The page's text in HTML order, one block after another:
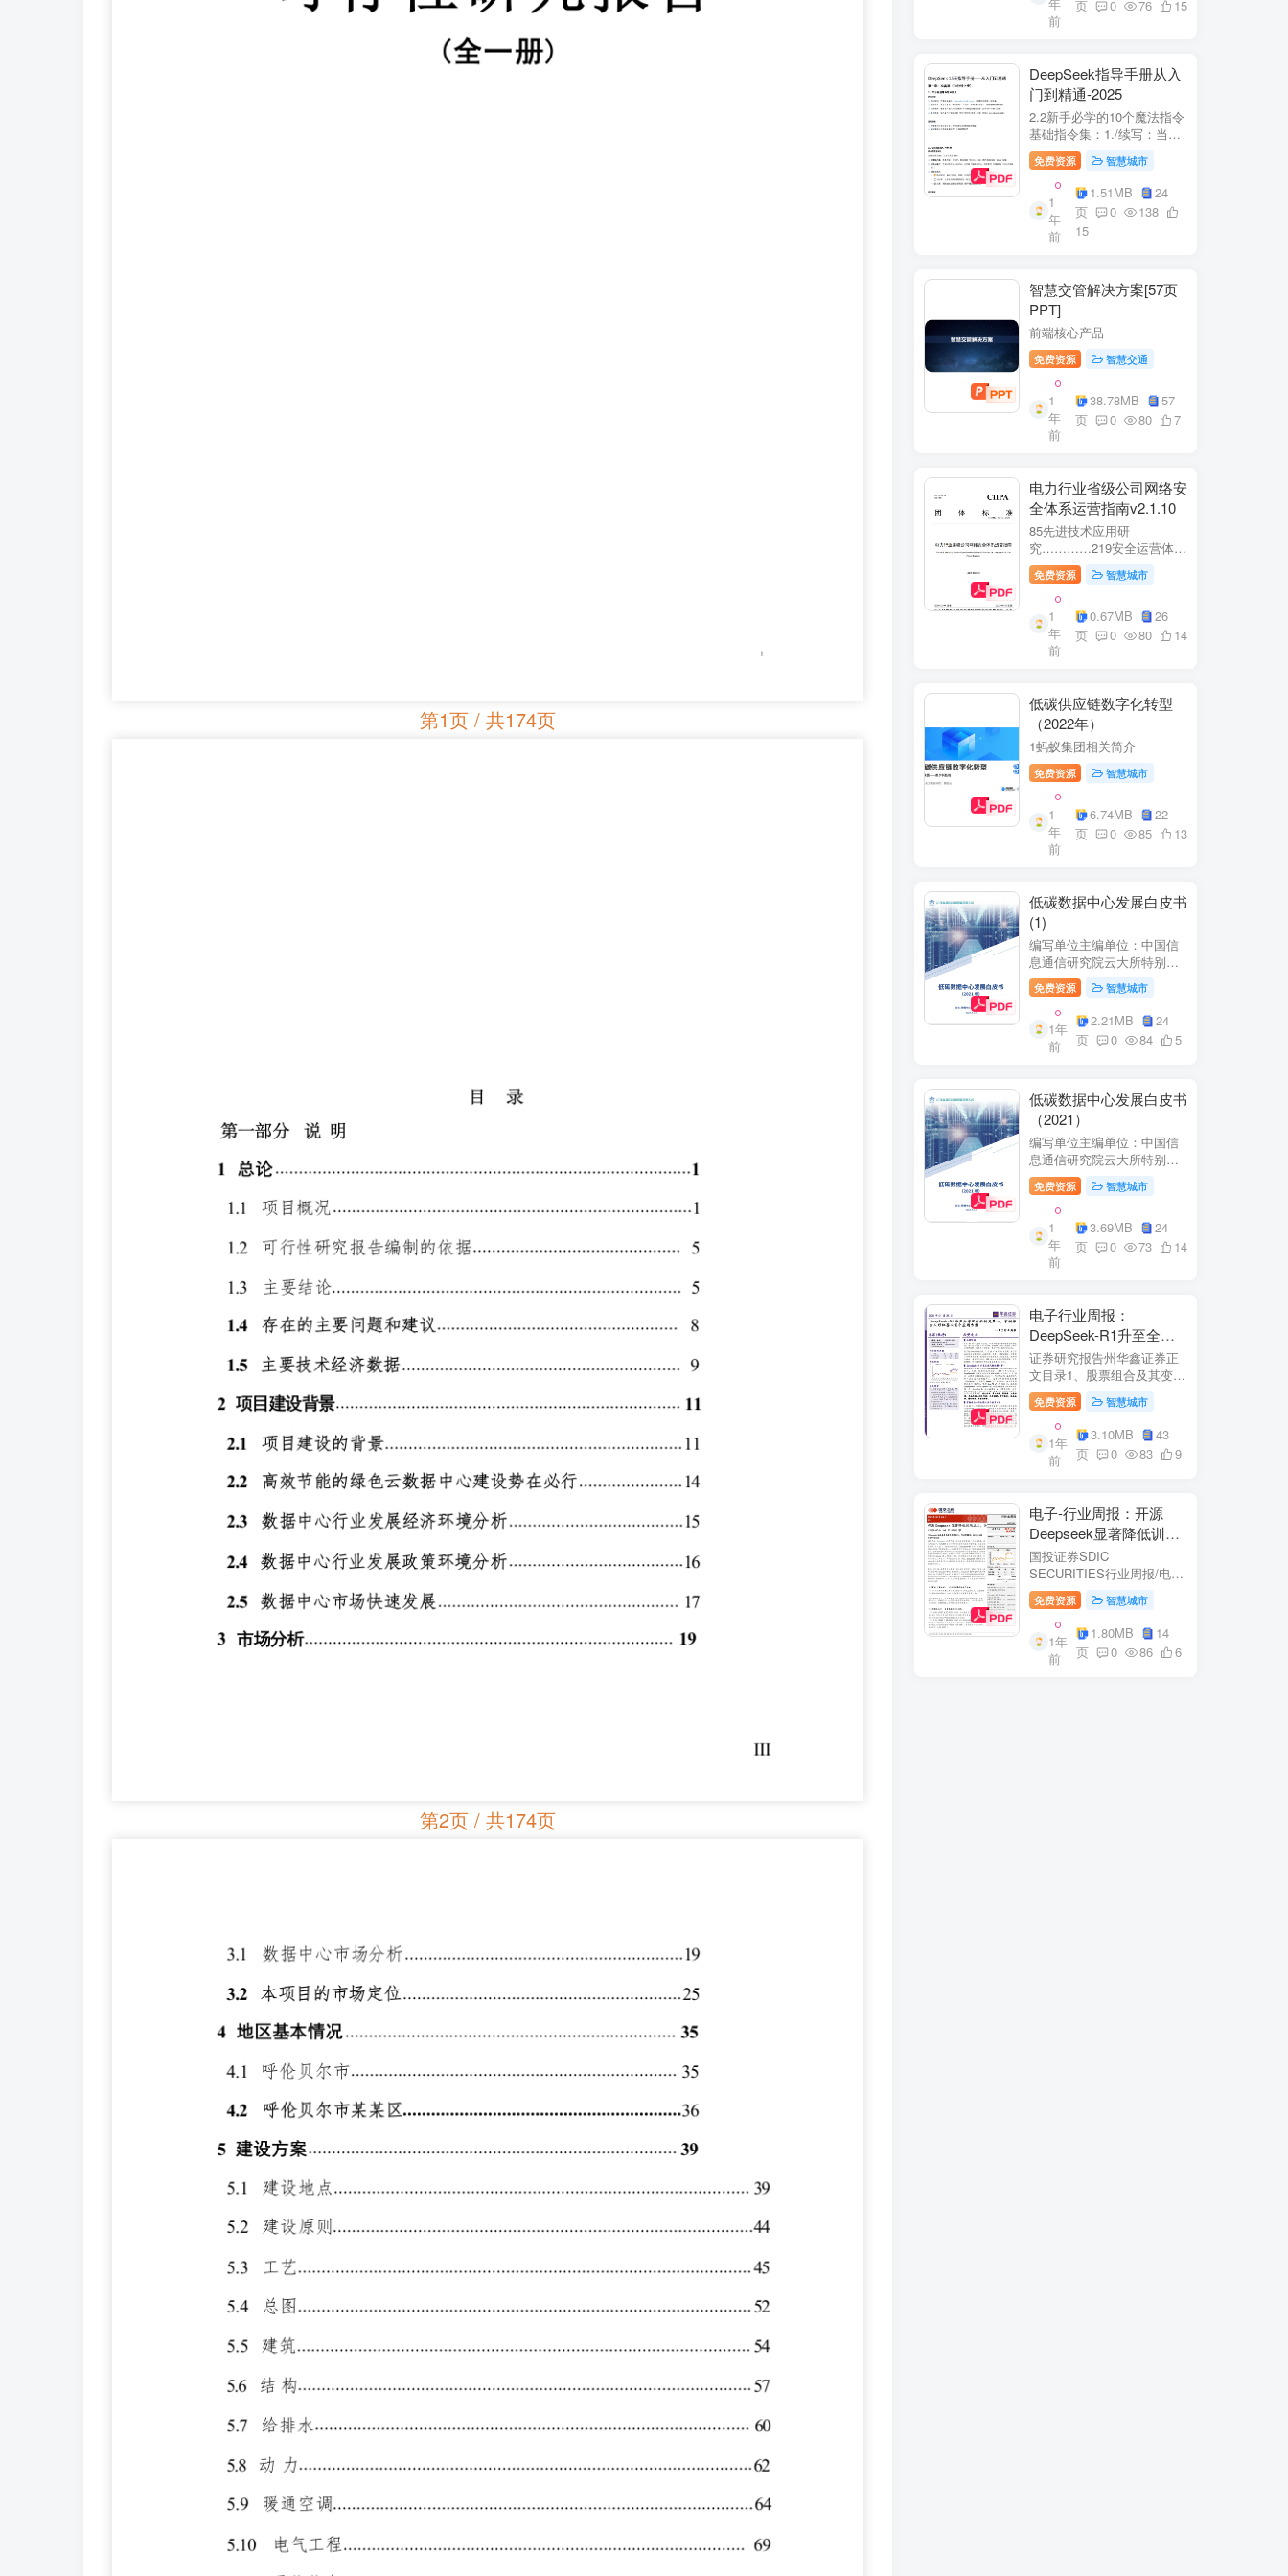
第1页 / 共174页
第2页 / 共174页
+医疗企业案例分析5中国互
联网+医疗...
年
前
页 0 76 15
DeepSeek指导手册从入
门到精通-2025
2.2新手必学的10个魔法指令
基础指令集：1./续写：当回
答中断时自动继续生成2./简
化：将复杂内容转换成大白
话3./示例：要求展示实际案
例（特别是写代码时）4./步
骤：让AI分步骤指导操作流
程5./检...
免费资源 智慧城市
1
年
前
1.51MB
24
页
0
138
15
智慧交管解决方案[57页
PPT]
前端核心产品
免费资源 智慧交通
1
年
前
38.78MB
57
页
0 80 7
电力行业省级公司网络安
全体系运营指南v2.1.10
85先进技术应用研
究…………219安全运营体
系……2291网络安全运
营..2292业务安全运
营.......249.3网络与业务安全
联动.·26
免费资源 智慧城市
1
年
前
0.67MB
26
页
0 80 14
低碳供应链数字化转型
（2022年）
1蚂蚁集团相关简介
免费资源 智慧城市
1
年
前
6.74MB
22
页
0 85 13
低碳数据中心发展白皮书
(1)
编写单位主编单位：中国信
息通信研究院云大所特别鸣
谢：百度、阿里巴巴、腾
讯、中金数据、秦淮数据、
万国数据、河北省凤凰谷零
碳发展研究院、绿色和平等
单位的大力支持。
免费资源 智慧城市
1年
前
2.21MB
24
页
0 84 5
低碳数据中心发展白皮书
（2021）
编写单位主编单位：中国信
息通信研究院云大所特别鸣
谢：百度、阿里巴巴、腾
讯、中金数据、秦准数据、
万国数据、河北省凤凰谷零
碳发展研究院、绿色和平等
单位的大力支持。
免费资源 智慧城市
1
年
前
3.69MB
24
页
0 73 14
电子行业周报：
DeepSeek-R1升至全球
风格控制类第一，宇树推
出人形机器人首个应用方
案
证券研究报告州华鑫证券正
文目录1、股票组合及其变
化.51.1、本周重点推荐及推
荐组...51.2、海外龙头一
览。62、周度行情分析及展
望.…82.1、周涨幅排行…
2.2、行业重点公司估值水平
免费资源 智慧城市
1年
前
3.10MB
43
页
0 83 9
电子-行业周报：开源
Deepseek显著降低训练
成本，关注推理与AI终端
进展
国投证券SDIC
SECURITIES行业周报/电于
目内容目录1.本周新闻一
览.42.行业数据跟踪.…62.1.
半导体：半导体行业：两大
收购事件来袭...62.2.SiC:8家
碳化硅相关企业完成融
免费资源 智慧城市
1年
前
1.80MB
14
页
0 86 6